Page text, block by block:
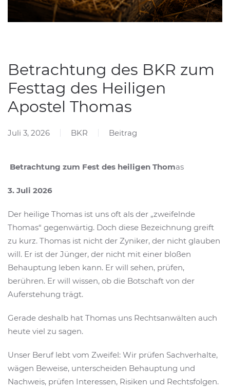
Betrachtung des BKR zum
Festtag des Heiligen
Apostel Thomas
Juli 3, 2026 BKR Beitrag
Betrachtung zum Fest des heiligen Thomas
3. Juli 2026
Der heilige Thomas ist uns oft als der „zweifelnde
Thomas“ gegenwärtig. Doch diese Bezeichnung greift
zu kurz. Thomas ist nicht der Zyniker, der nicht glauben
will. Er ist der Jünger, der nicht mit einer bloßen
Behauptung leben kann. Er will sehen, prüfen,
berühren. Er will wissen, ob die Botschaft von der
Auferstehung trägt.
Gerade deshalb hat Thomas uns Rechtsanwälten auch
heute viel zu sagen.
Unser Beruf lebt vom Zweifel: Wir prüfen Sachverhalte,
wägen Beweise, unterscheiden Behauptung und
Nachweis, prüfen Interessen, Risiken und Rechtsfolgen.